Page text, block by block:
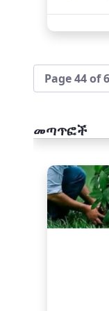
Page 44 of
መጣጥፎች
አዲስ